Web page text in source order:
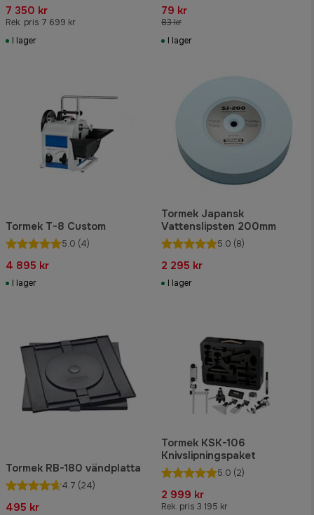
7 350 kr
Rek. pris 7 699 kr
I lager
79 kr
83 kr
I lager
Tormek T-8 Custom
5.0 (4)
4 895 kr
I lager
Tormek Japansk
Vattenslipsten 200mm
5.0 (8)
2 295 kr
I lager
Tormek RB-180 vändplatta
4.7 (24)
495 kr
Tormek KSK-106
Knivslipningspaket
5.0 (2)
2 999 kr
Rek. pris 3 195 kr